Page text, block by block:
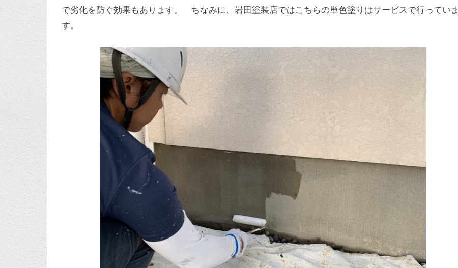
で劣化を防ぐ効果もあります。 ちなみに、岩田塗装店ではこちらの単色塗りはサービスで行っていま
す。